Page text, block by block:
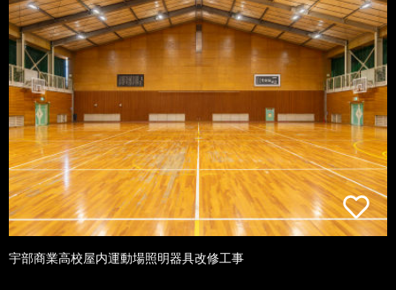
宇部商業高校屋内運動場照明器具改修工事